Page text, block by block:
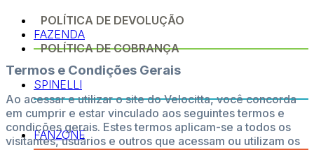
FAZENDA
SPINELLI
FANZONE
POLÍTICA DE DEVOLUÇÃO
POLÍTICA DE COBRANÇA
Termos e Condições Gerais
Ao acessar e utilizar o site do Velocitta, você concorda
em cumprir e estar vinculado aos seguintes termos e
condições gerais. Estes termos aplicam-se a todos os
visitantes, usuários e outros que acessam ou utilizam os